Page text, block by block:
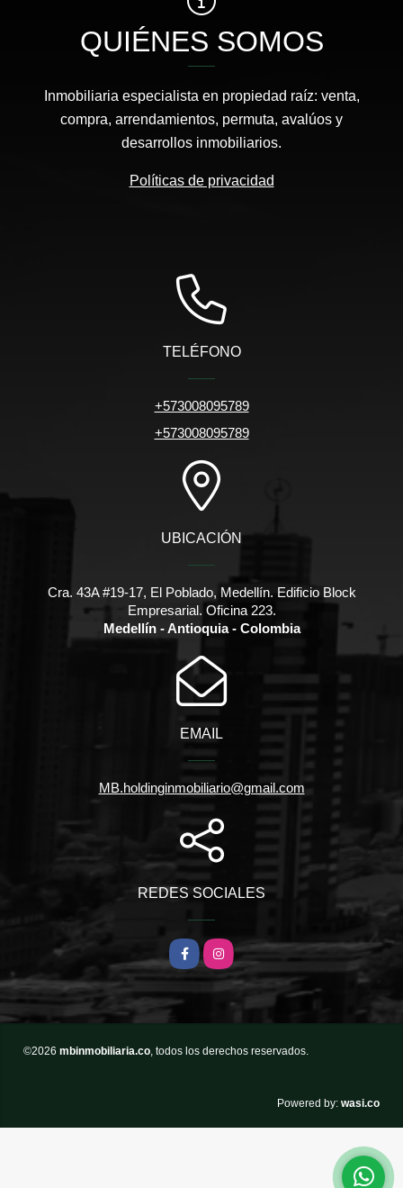
QUIÉNES SOMOS
Inmobiliaria especialista en propiedad raíz: venta,
compra, arrendamientos, permuta, avalúos y
desarrollos inmobiliarios.
Políticas de privacidad
TELÉFONO
+573008095789
+573008095789
UBICACIÓN
Cra. 43A #19-17, El Poblado, Medellín. Edificio Block
Empresarial. Oficina 223.
Medellín - Antioquia - Colombia
EMAIL
MB.holdinginmobiliario@gmail.com
REDES SOCIALES
FacebookInstagram
©2026 mbinmobiliaria.co , todos los derechos reservados.
Powered by: wasi.co